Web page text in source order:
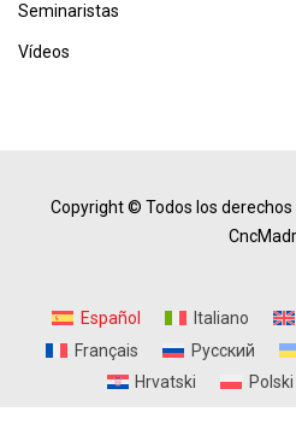
Seminaristas
Vídeos
Copyright © Todos los derechos
Español Italiano
Français
Русский
Hrvatski
Polski